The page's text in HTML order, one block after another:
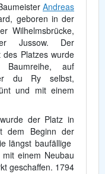
Andreas
geboren in der
Wilhelmsbrücke,
Jussow. Der
des Platzes wurde
auf
du Ry selbst,
und mit einem
der Platz in
dem Beginn der
längst baufällige
einem Neubau
geschaffen. 1794